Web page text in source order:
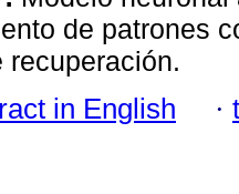
de patrones
recuperación.
in English ·